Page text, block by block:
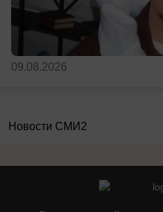
09.08.2026
Новости СМИ2